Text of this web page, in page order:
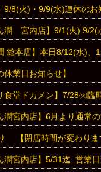
9/8(火)・9/9(水)連休のお
潤 宮内店】9/1(火).9/2(
総本店】本日8/12(水)、
休業日お知らせ】
食堂ドカメン】7/28㈫臨
潤宮内店】6月より通常
【閉店時間が変わりま
潤宮内店】5/31迄_営業